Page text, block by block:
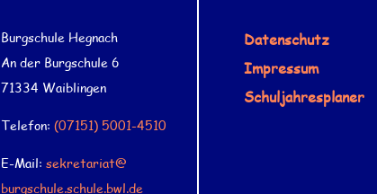
Burgschule Hegnach
An der Burgschule 6
71334 Waiblingen
Telefon: (07151) 5001-4510
E-Mail: sekretariat@
burgschule.schule.bwl.de
Datenschutz
Impressum
Schuljahresplaner